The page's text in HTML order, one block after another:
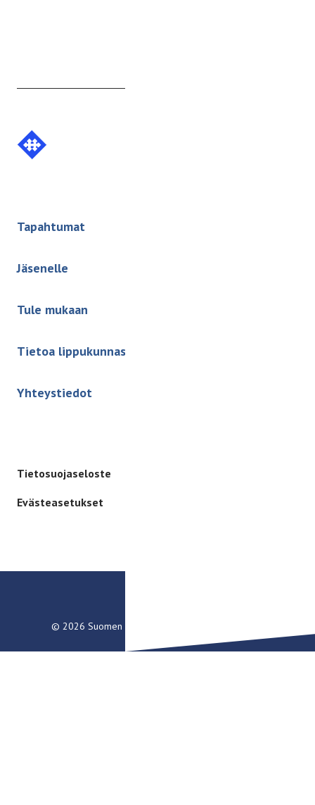
Etusivulle
Tapahtumat
Jäsenelle
Tule mukaan
Tietoa lippukunnasta
Yhteystiedot
Tietosuojaseloste
Evästeasetukset
© 2026 Suomen Partiolaiset – Finlands Scouter ry